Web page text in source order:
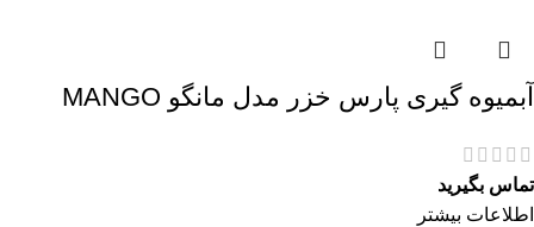
آبمیوه گیری پارس خزر مدل مانگو MANGO
تماس بگیرید
اطلاعات بیشتر